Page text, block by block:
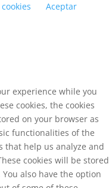
Aceptar
experience while you
cookies, the cookies
on your browser as
functionalities of the
that help us analyze and
cookies will be stored
also have the option